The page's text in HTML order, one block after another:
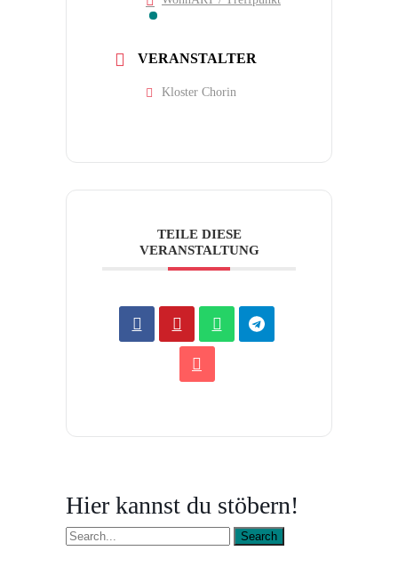
VERANSTALTER
Kloster Chorin
TEILE DIESE
VERANSTALTUNG
Hier kannst du stöbern!